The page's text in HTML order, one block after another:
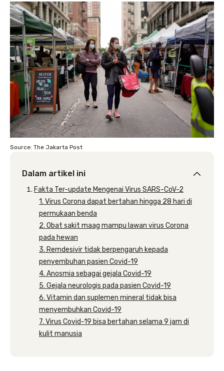
Source: The Jakarta Post
Dalam artikel ini
Fakta Ter-update Mengenai Virus SARS-CoV-2
1. Virus Corona dapat bertahan hingga 28 hari di
permukaan benda
2. Obat sakit maag mampu lawan virus Corona
pada hewan
3. Remdesivir tidak berpengaruh kepada
penyembuhan pasien Covid-19
4. Anosmia sebagai gejala Covid-19
5. Gejala neurologis pada pasien Covid-19
6. Vitamin dan suplemen mineral tidak bisa
menyembuhkan Covid-19
7. Virus Covid-19 bisa bertahan selama 9 jam di
kulit manusia